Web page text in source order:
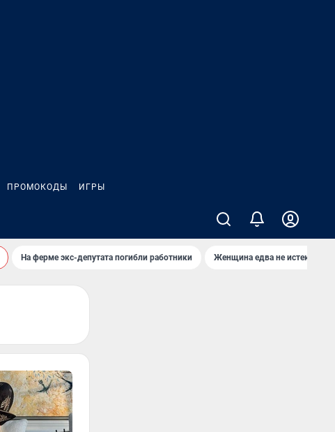
ПРОМОКОДЫ ИГРЫ
На ферме экс-депутата погибли работники Женщина едва не истекла